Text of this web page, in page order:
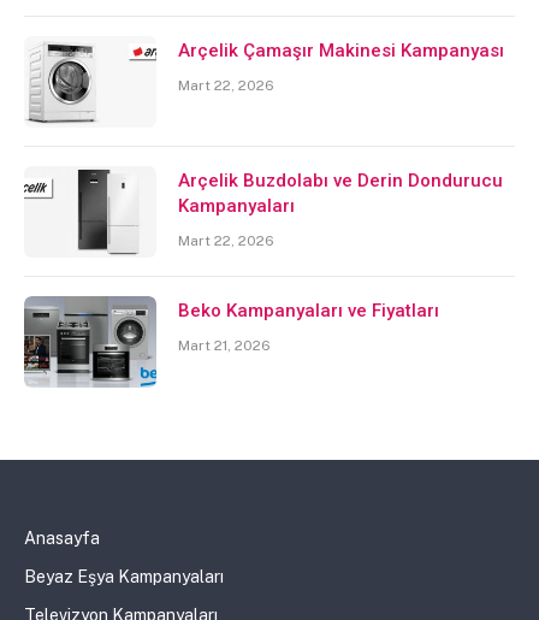
Arçelik Çamaşır Makinesi Kampanyası
Mart 22, 2026
Arçelik Buzdolabı ve Derin Dondurucu
Kampanyaları
Mart 22, 2026
Beko Kampanyaları ve Fiyatları
Mart 21, 2026
Anasayfa
Beyaz Eşya Kampanyaları
Televizyon Kampanyaları